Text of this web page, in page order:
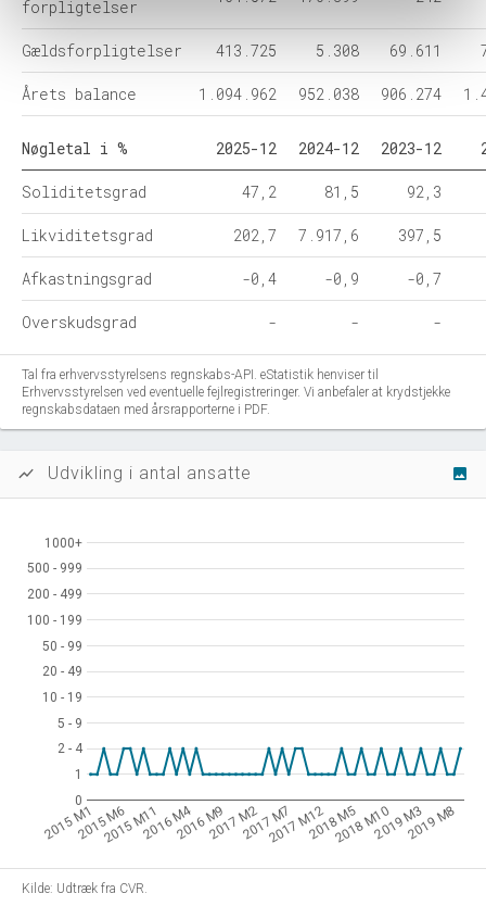
forpligtelser
Gældsforpligtelser 413.725 5.308 69.611
Årets balance 1.094.962 952.038 906.274
Nøgletal i % 2025-12 2024-12 2023-12
Soliditetsgrad 47,2 81,5 92,3
Likviditetsgrad 202,7 7.917,6 397,5
Afkastningsgrad -0,4 -0,9 -0,7
Overskudsgrad - - -
Tal fra erhvervsstyrelsens regnskabs-API. eStatistik henviser til
Erhvervsstyrelsen ved eventuelle fejlregistreringer. Vi anbefaler at krydstjekke
regnskabsdataen med årsrapporterne i PDF.
show_chart Udvikling i antal ansatte image
2015 M12015 M62015 M112016 M42016 M92017 M22017 M72017 M122018 M52018 M102019 M32019 M8
0
0
11
2 - 4
2 - 4
5 - 9
5 - 9
10 - 19
10 - 19
20 - 49
20 - 49
50 - 99
50 - 99
100 - 199
100 - 199
200 - 499
200 - 499
500 - 999
500 - 999
1000+
1000+
Kilde: Udtræk fra CVR.